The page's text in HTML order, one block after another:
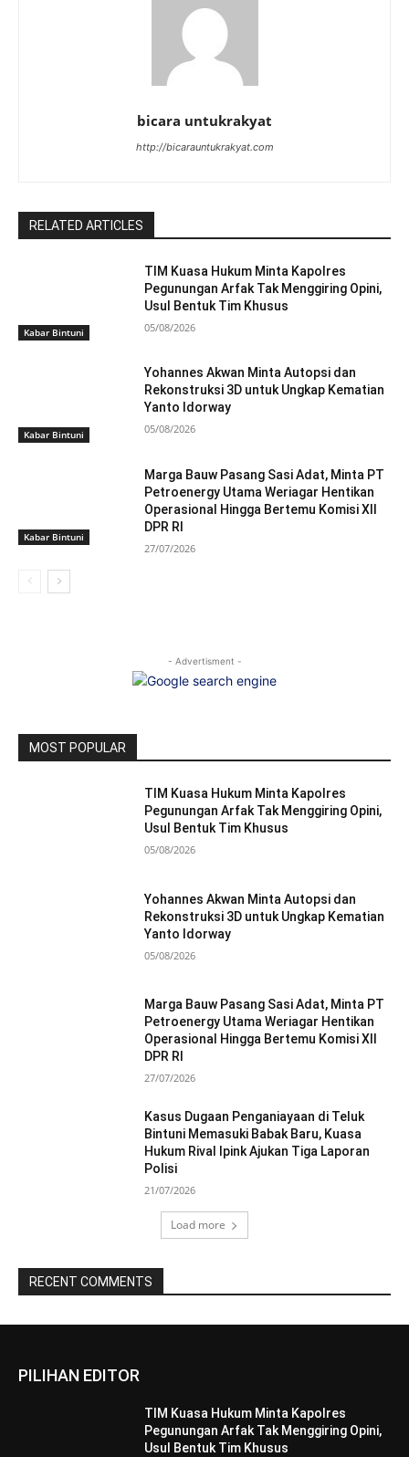
bicara untukrakyat
http://bicarauntukrakyat.com
RELATED ARTICLES
Kabar Bintuni
TIM Kuasa Hukum Minta Kapolres
Pegunungan Arfak Tak Menggiring Opini,
Usul Bentuk Tim Khusus
05/08/2026
Kabar Bintuni
Yohannes Akwan Minta Autopsi dan
Rekonstruksi 3D untuk Ungkap Kematian
Yanto Idorway
05/08/2026
Kabar Bintuni
Marga Bauw Pasang Sasi Adat, Minta PT
Petroenergy Utama Weriagar Hentikan
Operasional Hingga Bertemu Komisi XII
DPR RI
27/07/2026
- Advertisment -
MOST POPULAR
TIM Kuasa Hukum Minta Kapolres
Pegunungan Arfak Tak Menggiring Opini,
Usul Bentuk Tim Khusus
05/08/2026
Yohannes Akwan Minta Autopsi dan
Rekonstruksi 3D untuk Ungkap Kematian
Yanto Idorway
05/08/2026
Marga Bauw Pasang Sasi Adat, Minta PT
Petroenergy Utama Weriagar Hentikan
Operasional Hingga Bertemu Komisi XII
DPR RI
27/07/2026
Kasus Dugaan Penganiayaan di Teluk
Bintuni Memasuki Babak Baru, Kuasa
Hukum Rival Ipink Ajukan Tiga Laporan
Polisi
21/07/2026
Load more
RECENT COMMENTS
PILIHAN EDITOR
TIM Kuasa Hukum Minta Kapolres
Pegunungan Arfak Tak Menggiring Opini,
Usul Bentuk Tim Khusus